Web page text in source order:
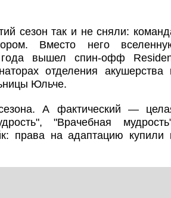
сезон так и не сняли:
Вместо него
вышел спин-офф
отделения акушерства
Юльче.
А фактический —
"Врачебная
права на адаптацию купили